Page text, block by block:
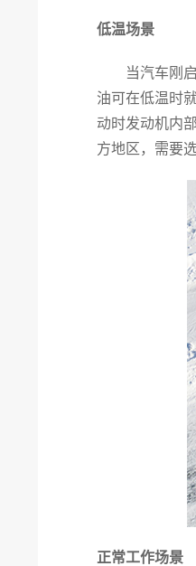
低温场景
当汽车刚启
油可在低温时
动时发动机内
方地区，需要
正常工作场景